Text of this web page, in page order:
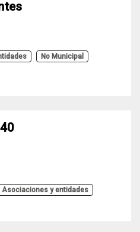
No Municipal
Asociaciones y entidades